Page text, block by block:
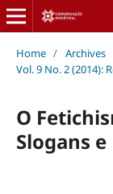
Home / Archives
Vol. 9 No. 2 (2014):
O
Slogans